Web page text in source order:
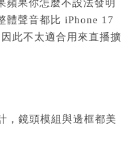
果你怎麼不設法發明
體聲音都比 iPhone 17
此不太適合用來直播擴
，鏡頭模組與邊框都美